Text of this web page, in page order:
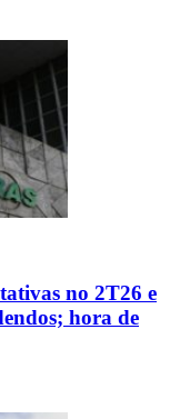
no 2T26 e
hora de